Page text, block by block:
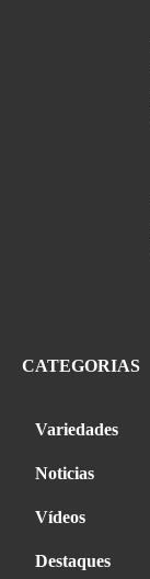
CATEGORIAS
Variedades
Noticias
Vídeos
Destaques